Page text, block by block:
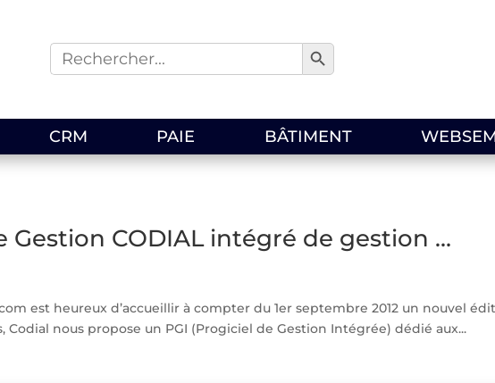
Search
for:
Search Button
CRM PAIE BÂTIMENT
CODIAL intégré de gestion …
est heureux d’accueillir à compter du 1er septembre 2012 un nouvel
Codial nous propose un PGI (Progiciel de Gestion Intégrée) dédié aux...